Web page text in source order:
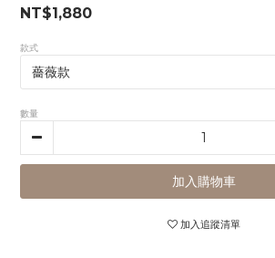
NT$1,880
款式
數量
加入購物車
加入追蹤清單